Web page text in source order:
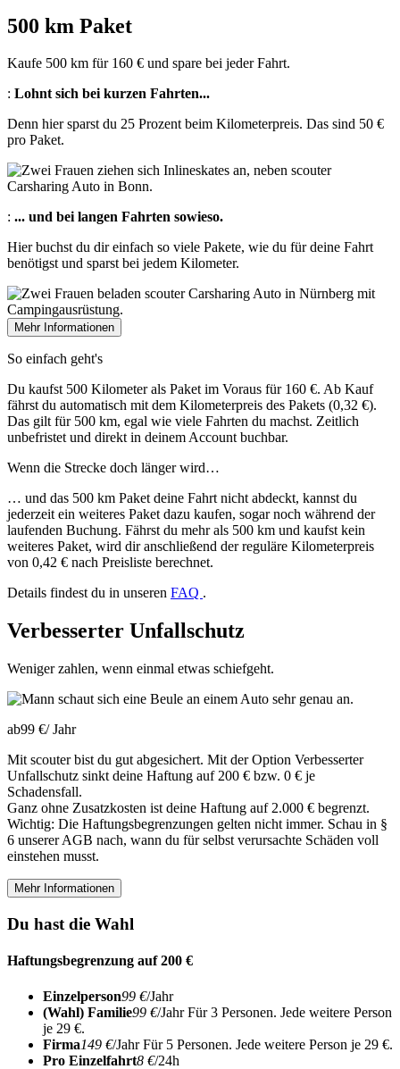
500 km Paket
Kaufe 500 km für 160 € und spare bei jeder Fahrt.
: Lohnt sich bei kurzen Fahrten...
Denn hier sparst du 25 Prozent beim Kilometerpreis. Das sind 50 €
pro Paket.
: ... und bei langen Fahrten sowieso.
Hier buchst du dir einfach so viele Pakete, wie du für deine Fahrt
benötigst und sparst bei jedem Kilometer.
Mehr Informationen
So einfach geht's
Du kaufst 500 Kilometer als Paket im Voraus für 160 €. Ab Kauf
fährst du automatisch mit dem Kilometerpreis des Pakets (0,32 €).
Das gilt für 500 km, egal wie viele Fahrten du machst. Zeitlich
unbefristet und direkt in deinem Account buchbar.
Wenn die Strecke doch länger wird…
… und das 500 km Paket deine Fahrt nicht abdeckt, kannst du
jederzeit ein weiteres Paket dazu kaufen, sogar noch während der
laufenden Buchung. Fährst du mehr als 500 km und kaufst kein
weiteres Paket, wird dir anschließend der reguläre Kilometerpreis
von 0,42 € nach Preisliste berechnet.
Details findest du in unseren FAQ .
Verbesserter Unfallschutz
Weniger zahlen, wenn einmal etwas schiefgeht.
ab99 €/Jahr
Mit scouter bist du gut abgesichert. Mit der Option Verbesserter
Unfallschutz sinkt deine Haftung auf 200 € bzw. 0 € je
Schadensfall.
Ganz ohne Zusatzkosten ist deine Haftung auf 2.000 € begrenzt.
Wichtig: Die Haftungsbegrenzungen gelten nicht immer. Schau in §
6 unserer AGB nach, wann du für selbst verursachte Schäden voll
einstehen musst.
Mehr Informationen
Du hast die Wahl
Haftungsbegrenzung auf 200 €
Einzelperson99 €/Jahr
(Wahl) Familie99 €/JahrFür 3 Personen. Jede weitere Person
je 29 €.
Firma149 €/JahrFür 5 Personen. Jede weitere Person je 29 €.
Pro Einzelfahrt8 €/24h